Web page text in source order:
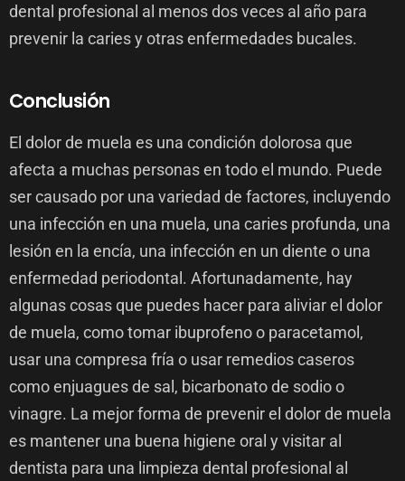
dental profesional al menos dos veces al año para
prevenir la caries y otras enfermedades bucales.
Conclusión
El dolor de muela es una condición dolorosa que
afecta a muchas personas en todo el mundo. Puede
ser causado por una variedad de factores, incluyendo
una infección en una muela, una caries profunda, una
lesión en la encía, una infección en un diente o una
enfermedad periodontal. Afortunadamente, hay
algunas cosas que puedes hacer para aliviar el dolor
de muela, como tomar ibuprofeno o paracetamol,
usar una compresa fría o usar remedios caseros
como enjuagues de sal, bicarbonato de sodio o
vinagre. La mejor forma de prevenir el dolor de muela
es mantener una buena higiene oral y visitar al
dentista para una limpieza dental profesional al